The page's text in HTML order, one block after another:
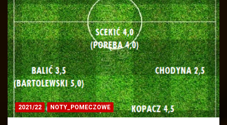
2021/22 NOTY_POMECZOWE